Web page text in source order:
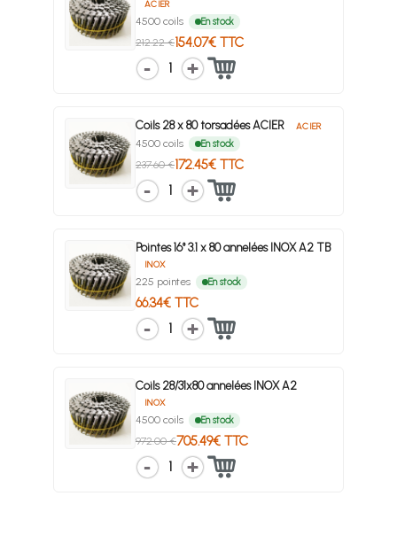
ACIER
4500 coils En stock
212.22 €154.07€ TTC
1
Coils 28 x 80 torsadées ACIER ACIER
4500 coils En stock
237.60 €172.45€ TTC
1
Pointes 16° 3.1 x 80 annelées INOX A2 TB
INOX
225 pointes En stock
66.34€ TTC
1
Coils 28/31x80 annelées INOX A2
INOX
4500 coils En stock
972.00 €705.49€ TTC
1